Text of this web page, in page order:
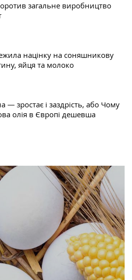
загальне виробництво
націнку на соняшникову
яйця та молоко
— зростає і заздрість, або Чому
олія в Європі дешевша